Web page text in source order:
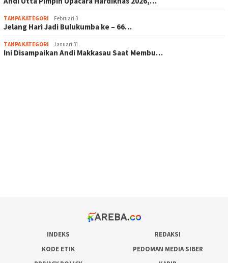
TANPA KATEGORI Februari 3
Jelang Hari Jadi Bulukumba ke – 66…
TANPA KATEGORI Januari 31
Ini Disampaikan Andi Makkasau Saat Membu…
INDEKS
REDAKSI
KODE ETIK
PEDOMAN MEDIA SIBER